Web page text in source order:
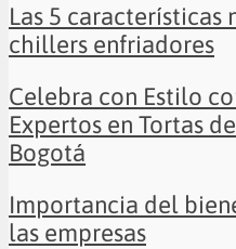
Las 5 características
chillers enfriadores
Celebra con Estilo
Expertos en Tortas
Bogotá
Importancia del
las empresas